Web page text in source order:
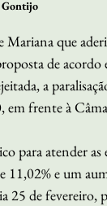
Gontijo
que
de
a
em frente à
para atender as
11,02% e um
de fevereiro,